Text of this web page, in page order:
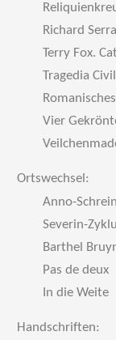
Richard
Terry Fox.
Tragedia
Vier
Ortswechsel:
Anno-Schrein
Severin-
Barthel
Pas de deux
In die Weite
Handschriften: